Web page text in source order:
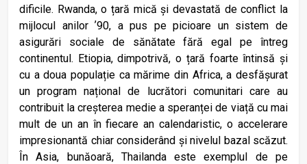
dificile. Rwanda, o țară mică și devastată de conflict la
mijlocul anilor ʼ90, a pus pe picioare un sistem de
asigurări sociale de sănătate fără egal pe întreg
continentul. Etiopia, dimpotrivă, o țară foarte întinsă și
cu a doua populație ca mărime din Africa, a desfășurat
un program național de lucrători comunitari care au
contribuit la creșterea medie a speranței de viață cu mai
mult de un an în fiecare an calendaristic, o accelerare
impresionantă chiar considerând și nivelul bazal scăzut.
În Asia, bunăoară, Thailanda este exemplul de pe